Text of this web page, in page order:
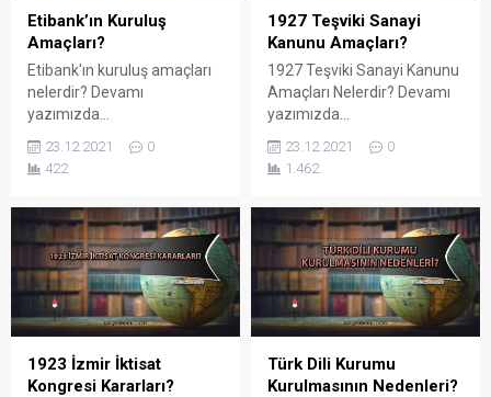
Etibank’ın Kuruluş
Amaçları?
Etibank'ın kuruluş amaçları
nelerdir? Devamı
yazımızda...
23.12.2021
0
422
1927 Teşviki Sanayi
Kanunu Amaçları?
1927 Teşviki Sanayi Kanunu
Amaçları Nelerdir? Devamı
yazımızda...
23.12.2021
0
1.462
1923 İzmir İktisat
Kongresi Kararları?
Türk Dili Kurumu
Kurulmasının Nedenleri?